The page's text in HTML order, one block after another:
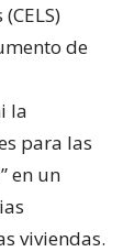
de
la
para las
en un
viviendas.